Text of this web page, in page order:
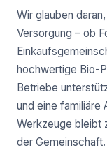
Wir glauben
Versorgung – ob
hochwertige Bio-
Betriebe
und eine familiäre
Werkzeuge bleibt
der Gemeinschaft.